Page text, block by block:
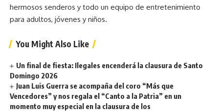
hermosos senderos y todo un equipo de entretenimiento
para adultos, jóvenes y niños.
You Might Also Like
Un final de fiesta: Ilegales encenderá la clausura de Santo
Domingo 2026
Juan Luis Guerra se acompaña del coro “Más que
Vencedores” y nos regala el “Canto a la Patria” en un
momento muy especial en la clausura de los